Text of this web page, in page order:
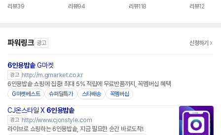
리뷰39
리뷰94
리뷰118
리뷰12
파워링크 광고 신청하기
6인용밥솥G마켓
광고 http://m.gmarket.co.kr
6인용밥솥 쇼핑에 집중! 최대 5% 적립에 무료반품까지, 꼭멤버십 혜택
G마켓베스트 슈퍼딜특가 스타배송 꼭멤버십
CJ온스타일 X 6인용밥솥
광고 http://www.cjonstyle.com
라이브로 쇼핑하는 6인용밥솥, 지금 필요한 순간 바로도착!